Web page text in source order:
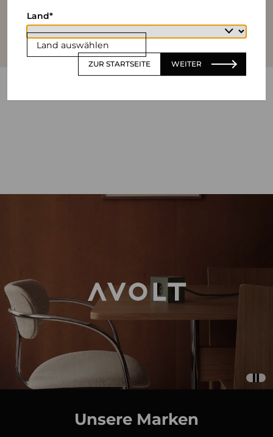
Land auswählen
Land
ZUR STARTSEITE WEITER
Unsere Marken